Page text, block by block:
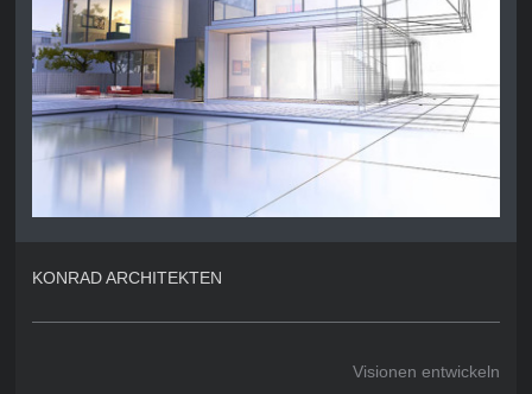
KONRAD ARCHITEKTEN
Visionen entwickeln